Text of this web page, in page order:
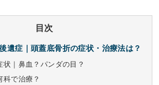
目次
遺症｜頭蓋底骨折の症状・治療法は？
状｜鼻血？パンダの目？
科で治療？